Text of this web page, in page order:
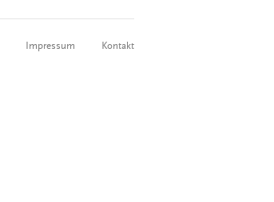
Impressum Kontakt